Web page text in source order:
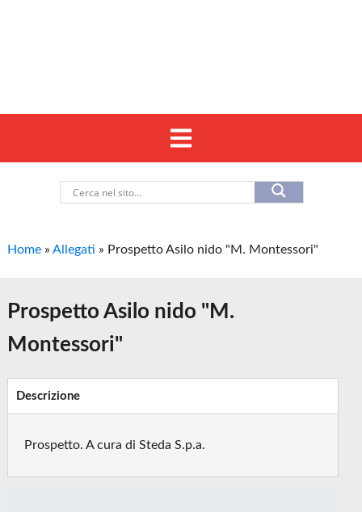
Home »Allegati » Prospetto Asilo nido "M. Montessori"
Prospetto Asilo nido "M.
Montessori"
Descrizione
Prospetto. A cura di Steda S.p.a.